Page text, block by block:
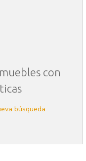
con
búsqueda